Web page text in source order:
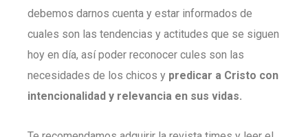
debemos darnos cuenta y estar informados de
cuales son las tendencias y actitudes que se siguen
hoy en día, así poder reconocer cules son las
necesidades de los chicos y predicar a Cristo con
intencionalidad y relevancia en sus vidas.